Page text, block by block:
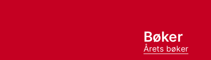
Bøker
Årets bøker